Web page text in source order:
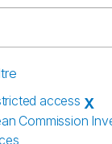
access X
Commission